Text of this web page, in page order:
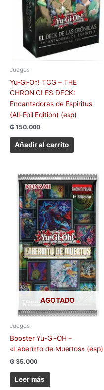
Juegos
Yu‑Gi‑Oh! TCG – THE
CHRONICLES DECK:
Encantadoras de Espiritus
(All-Foil Edition) (esp)
₲ 150.000
Añadir al carrito
AGOTADO
Juegos
Booster Yu-Gi-OH –
«Laberinto de Muertos» (esp)
₲ 35.000
Leer más